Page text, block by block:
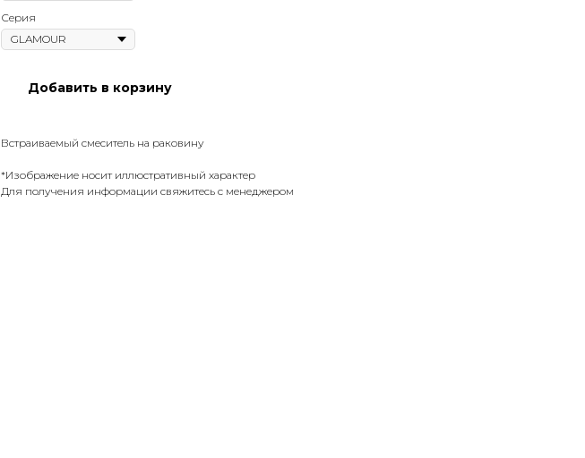
Серия
Добавить в корзину
Встраиваемый смеситель на раковину
*Изображение носит иллюстративный характер
Для получения информации свяжитесь с менеджером